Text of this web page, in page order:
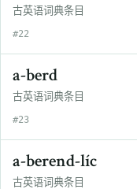
古英语词典条目
#22
a-berd
古英语词典条目
#23
a-berend-líc
古英语词典条目